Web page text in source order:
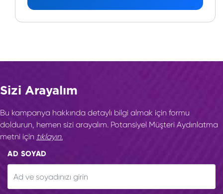
Sizi Arayalım
Bu kampanya hakkında detaylı bilgi almak için formu
doldurun, hemen sizi arayalım. Potansiyel Müşteri Aydınlatma
metni için tıklayın.
AD SOYAD